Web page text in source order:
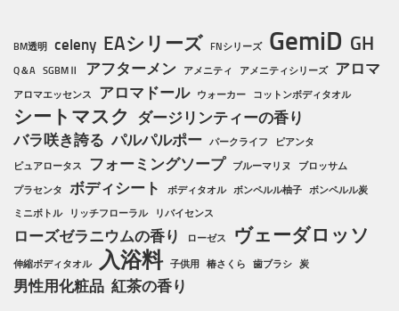
BM透明 celeny EAシリーズ FNシリーズ GemiD GH
Q＆A SGBMⅡ アフターメン アメニティ アメニティシリーズ アロマ
アロマエッセンス アロマドール ウォーカー コットンボディタオル
シートマスク ダージリンティーの香り
バラ咲き誇る パルパルポー パークライフ ピアンタ
ピュアロータス フォーミングソープ ブルーマリヌ ブロッサム
プラセンタ ボディシート ボディタオル ボンペルル柚子
ボンペルル炭
ミニボトル
リッチフローラル リバイセンス
ローズゼラニウムの香り ローゼス ヴェーダロッソ
伸縮ボディタオル 入浴料 子供用 椿さくら 歯ブラシ 炭
男性用化粧品 紅茶の香り